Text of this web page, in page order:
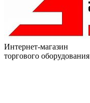
Интернет-магазин
торгового оборудования